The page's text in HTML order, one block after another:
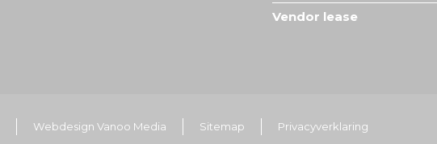
Vendor lease
Webdesign Vanoo Media Sitemap Privacyverklaring